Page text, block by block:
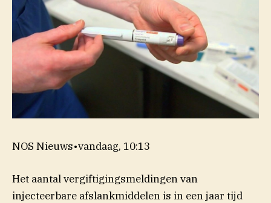
NOS Nieuws•vandaag, 10:13
Het aantal vergiftigingsmeldingen van
injecteerbare afslankmiddelen is in een jaar tijd